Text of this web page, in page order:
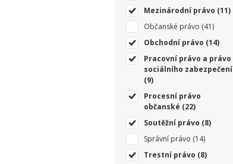
Mezinárodní právo (11)
Občanské právo (41)
Obchodní právo (14)
Pracovní právo a právo
sociálního zabezpečení
(9)
Procesní právo
občanské (22)
Soutěžní právo (8)
Správní právo (14)
Trestní právo (8)